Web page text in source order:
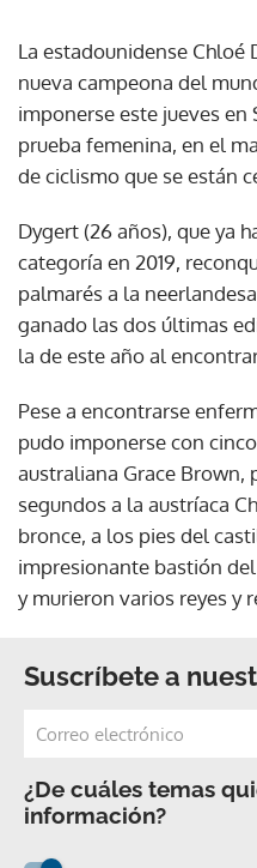
La estadounidense Chloé
nueva campeona del
imponerse este jueves
prueba femenina, en el
de ciclismo que se están
Dygert (26 años), que ya
categoría en 2019,
palmarés a la
ganado las dos últimas
la de este año al
Pese a encontrarse
pudo imponerse con
australiana Grace Brown,
segundos a la austríaca
bronce, a los pies del
impresionante bastión
y murieron varios reyes y
Suscríbete a
¿De cuáles temas
información?